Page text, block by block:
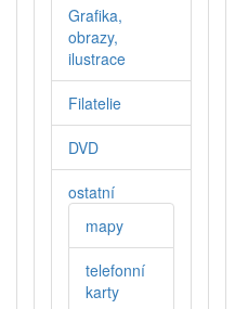
Grafika,
obrazy,
ilustrace
Filatelie
DVD
ostatní
mapy
telefonní
karty